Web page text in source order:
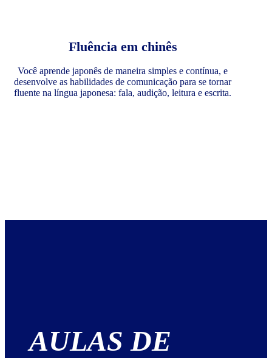
Fluência em chinês
Você aprende japonês de maneira simples e contínua, e
desenvolve as habilidades de comunicação para se tornar
fluente na língua japonesa: fala, audição, leitura e escrita.
AULAS DE